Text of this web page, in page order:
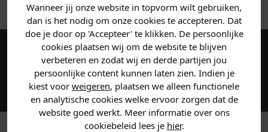
Wanneer jij onze website in topvorm wilt gebruiken,
dan is het nodig om onze cookies te accepteren. Dat
doe je door op 'Accepteer' te klikken. De persoonlijke
cookies plaatsen wij om de website te blijven
verbeteren en zodat wij en derde partijen jou
persoonlijke content kunnen laten zien. Indien je
kiest voor weigeren, plaatsen we alleen functionele
en analytische cookies welke ervoor zorgen dat de
website goed werkt. Meer informatie over ons
cookiebeleid lees je hier.
Maak een account aan en ontvang 5%
korting op je eerste bestelling!
Vertel ons waar je naar op
zoek bent. 👇
Heren kleding
Dames kleding